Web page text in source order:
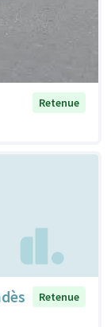
Retenue
Retenue